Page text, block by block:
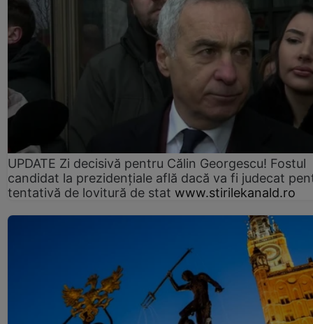
UPDATE Zi decisivă pentru Călin Georgescu! Fostul
candidat la prezidențiale află dacă va fi judecat
tentativă de lovitură de stat www.stirilekanald.ro